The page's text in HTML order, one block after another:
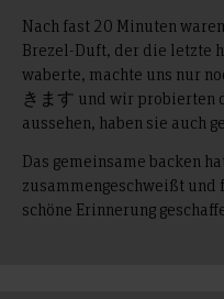
Nach fast 20 Minuten
Brezel-Duft, der die letzte
waberte, machte uns nur
きます und wir probierten
aussehen, haben sie auch
Das gemeinsame backen
zusammengeschweißt und
schöne Erinnerung